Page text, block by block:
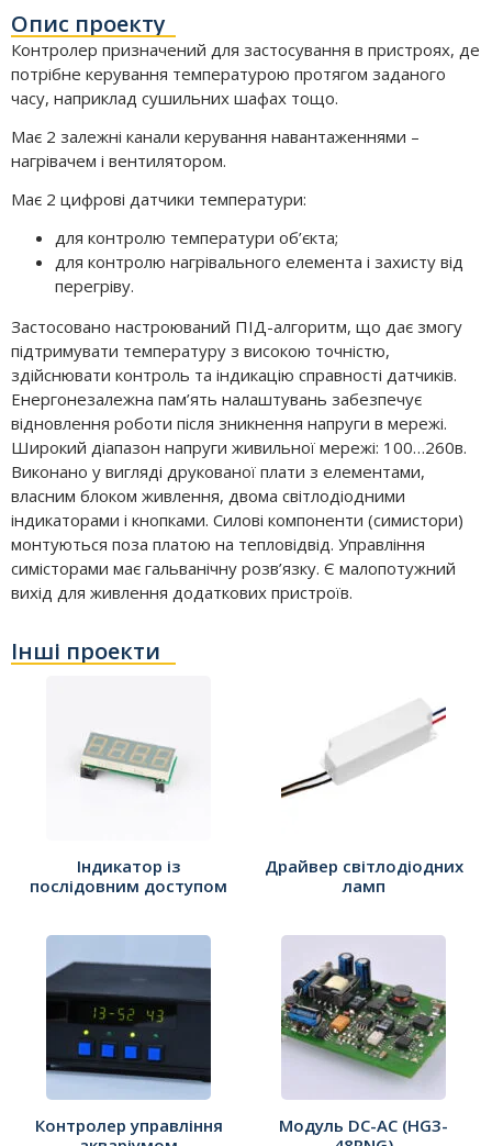
Опис проекту
Контролер призначений для застосування в пристроях, де
потрібне керування температурою протягом заданого
часу, наприклад сушильних шафах тощо.
Має 2 залежні канали керування навантаженнями –
нагрівачем і вентилятором.
Має 2 цифрові датчики температури:
для контролю температури об’єкта;
для контролю нагрівального елемента і захисту від
перегріву.
Застосовано настроюваний ПІД-алгоритм, що дає змогу
підтримувати температуру з високою точністю,
здійснювати контроль та індикацію справності датчиків.
Енергонезалежна пам’ять налаштувань забезпечує
відновлення роботи після зникнення напруги в мережі.
Широкий діапазон напруги живильної мережі: 100…260в.
Виконано у вигляді друкованої плати з елементами,
власним блоком живлення, двома світлодіодними
індикаторами і кнопками. Силові компоненти (симистори)
монтуються поза платою на тепловідвід. Управління
симісторами має гальванічну розв’язку. Є малопотужний
вихід для живлення додаткових пристроїв.
Інші проекти
Індикатор із
послідовним доступом
Драйвер світлодіодних
ламп
Контролер управління
Модуль DC-AC (HG3-